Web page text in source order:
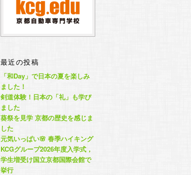
最近の投稿
「和Day」で日本の夏を楽しみ
ました！
剣道体験！日本の「礼」も学び
ました
葵祭を見学 京都の歴史を感じま
した
元気いっぱい🌸 春季ハイキング
KCGグループ2026年度入学式，
学生増受け国立京都国際会館で
挙行